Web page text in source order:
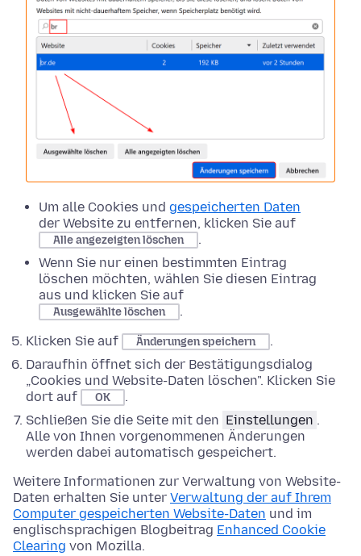
Um alle Cookies und gespeicherten Daten
der Website zu entfernen, klicken Sie auf
Alle angezeigten löschen
.
Wenn Sie nur einen bestimmten Eintrag
löschen möchten, wählen Sie diesen Eintrag
aus und klicken Sie auf
Ausgewählte löschen
.
Klicken Sie auf
Änderungen speichern
.
Daraufhin öffnet sich der Bestätigungsdialog
„Cookies und Website-Daten löschen". Klicken Sie
dort auf
OK
.
Schließen Sie die Seite mit den Einstellungen .
Alle von Ihnen vorgenommenen Änderungen
werden dabei automatisch gespeichert.
Weitere Informationen zur Verwaltung von Website-
Daten erhalten Sie unter Verwaltung der auf Ihrem
Computer gespeicherten Website-Daten und im
englischsprachigen Blogbeitrag Enhanced Cookie
Clearing von Mozilla.